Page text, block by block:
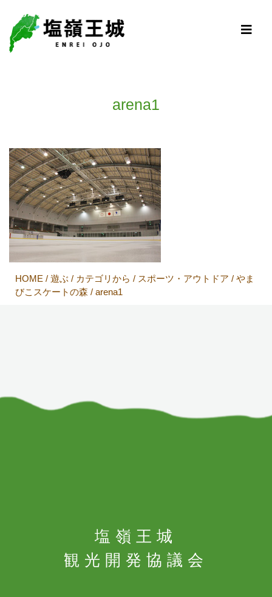
arena1
HOME / 遊ぶ / カテゴリから / スポーツ・アウトドア / やま
びこスケートの森 / arena1
塩嶺王城
観光開発協議会